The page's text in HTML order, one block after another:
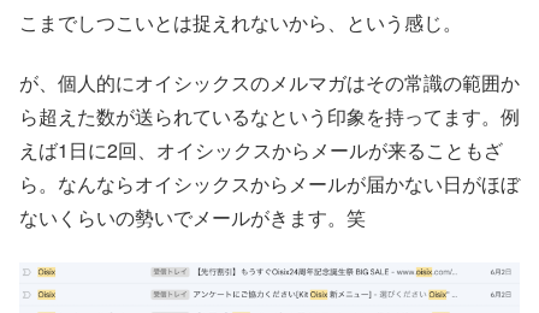
こまでしつこいとは捉えれないから、という感じ。
が、個人的にオイシックスのメルマガはその常識の範囲か
ら超えた数が送られているなという印象を持ってます。例
えば1日に2回、オイシックスからメールが来ることもざ
ら。なんならオイシックスからメールが届かない日がほぼ
ないくらいの勢いでメールがきます。笑